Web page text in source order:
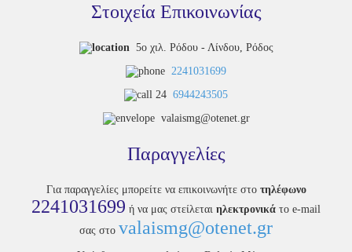
Στοιχεία Επικοινωνίας
5ο χιλ. Ρόδου - Λίνδου, Ρόδος
2241031699
6944243505
valaismg@otenet.gr
Παραγγελίες
Για παραγγελίες μπορείτε να επικοινωνήτε στο τηλέφωνο
2241031699 ή να μας στείλεται ηλεκτρονικά το e-mail
σας στο valaismg@otenet.gr